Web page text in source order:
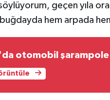
geçen yıla
buğdayda hem arpada
otomobil şarampole